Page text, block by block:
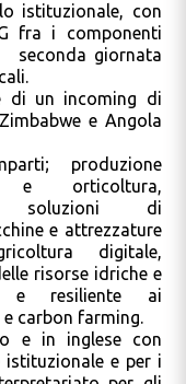
istituzionale, con
fra i componenti
seconda giornata
di un incoming di
e Angola
produzione
e orticoltura,
soluzioni di
e attrezzature
digitale,
risorse idriche e
e resiliente ai
carbon farming.
e in inglese con
istituzionale e per i